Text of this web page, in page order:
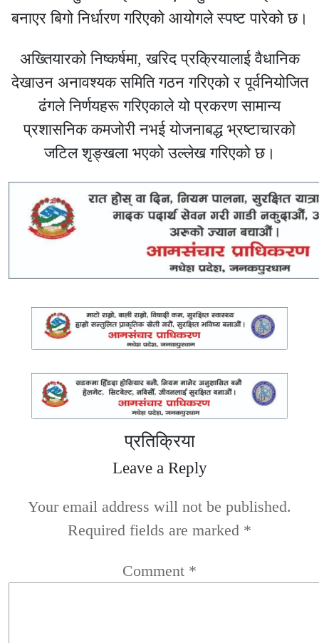
बनाएर बिगो निर्धारण गरिएको आयोगले स्पष्ट पारेको छ।
अख्तियारको निष्कर्षमा, खरिद प्रक्रियालाई वैधानिक
देखाउन अनावश्यक समिति गठन गरिएको र पूर्वनियोजित
ढंगले निर्णयहरू गरिएकाले यो प्रकरण सामान्य
प्रशासनिक कमजोरी नभई योजनाबद्ध भ्रष्टाचारको
जटिल शृङ्खला भएको उल्लेख गरिएको छ।
प्रतिक्रिया
Leave a Reply
Your email address will not be published.
Required fields are marked *
Comment *